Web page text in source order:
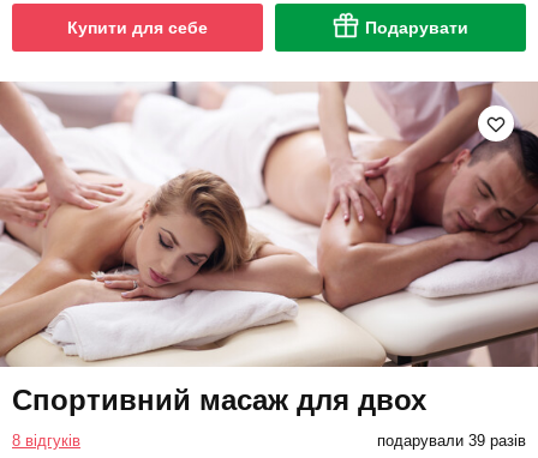
Купити для себе Подарувати
Спортивний масаж для двох
8 відгуків подарували 39 разів